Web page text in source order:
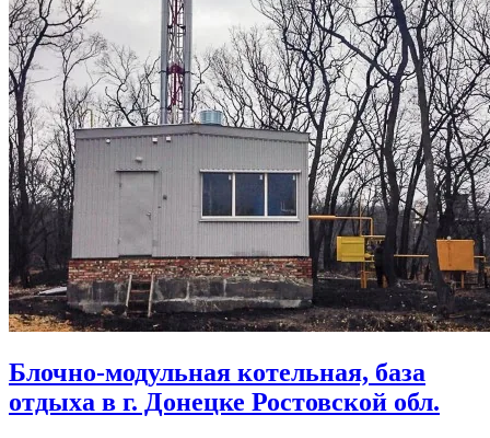
Блочно-модульная котельная, база
отдыха в г. Донецке Ростовской обл.